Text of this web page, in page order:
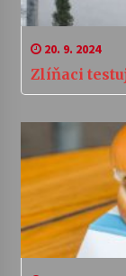
20. 9. 2024
Zlíňaci